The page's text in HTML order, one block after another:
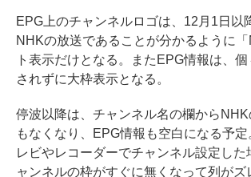
EPG上のチャンネルロゴは、12月1日以
NHKの放送であることが分かるように
ト表示だけとなる。またEPG情報は、
されずに大枠表示となる。
停波以降は、チャンネル名の欄から
もなくなり、EPG情報も空白になる予
レビやレコーダーでチャンネル設定した
ャンネルの枠がすぐに無くなって列がズ